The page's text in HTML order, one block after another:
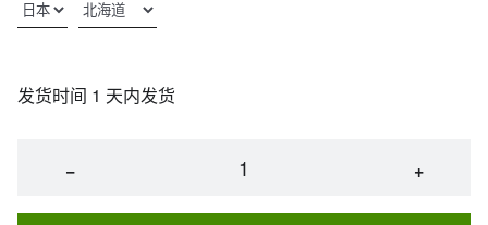
发货时间 1 天内发货
− +